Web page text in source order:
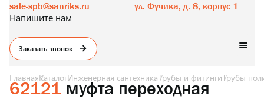
sale-spb@sanriks.ru
Напишите нам
ул. Фучика, д. 8, корпус 1
Заказать звонок
ГлавнаяКаталогИнженерная сантехникаТрубы и фитингиТрубы
62121 муфта переходная